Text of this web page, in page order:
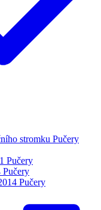
stromku Pučery
Pučery
Pučery
Pučery